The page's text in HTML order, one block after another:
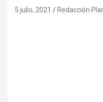
5 julio, 2021 Redacción